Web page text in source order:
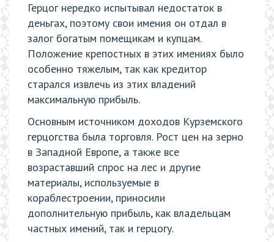
Герцог нередко испытывал недостаток в
деньгах, поэтому свои имения он отдал в
залог богатым помещикам и купцам.
Положение крепостных в этих имениях было
особенно тяжелым, так как кредитор
старался извлечь из этих владений
максимальную прибыль.
Основным источником доходов Курземского
герцогства была торговля. Рост цен на зерно
в Западной Европе, а также все
возраставший спрос на лес и другие
материалы, используемые в
кораблестроении, приносили
дополнительную прибыль, как владельцам
частных имений, так и герцогу.